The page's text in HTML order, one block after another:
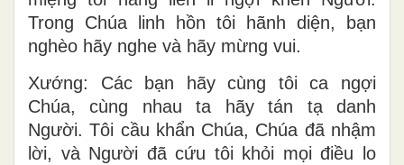
Trong Chúa linh hồn tôi hãnh diện, bạn
nghèo hãy nghe và hãy mừng vui.
Xướng: Các bạn hãy cùng tôi ca ngợi
Chúa, cùng nhau ta hãy tán tạ danh
Người. Tôi cầu khẩn Chúa, Chúa đã nhậm
lời, và Người đã cứu tôi khỏi mọi điều lo